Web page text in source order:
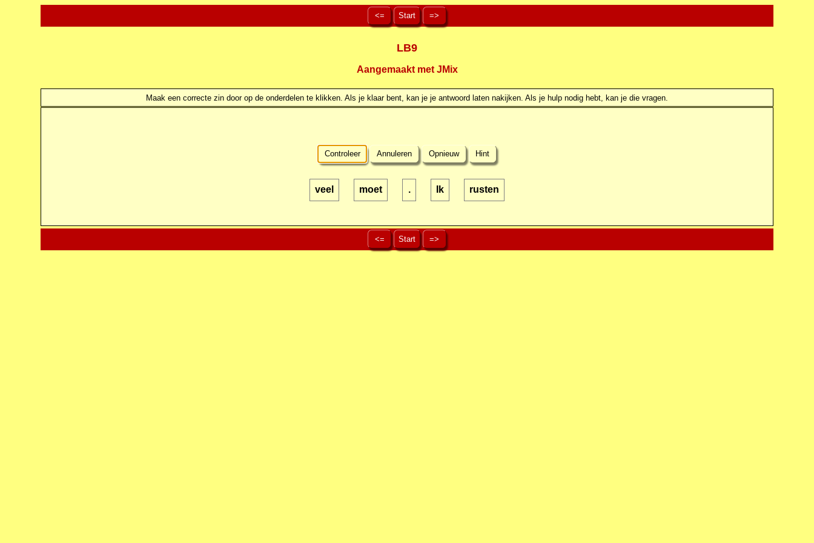
<= Start =>
LB9
Aangemaakt met JMix
Maak een correcte zin door op de onderdelen te klikken. Als je klaar bent, kan je je antwoord laten nakijken. Als je hulp nodig hebt, kan je die vragen.
Controleer Annuleren Opnieuw Hint
veel moet . Ik rusten
<= Start =>